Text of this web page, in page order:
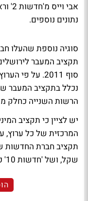
נתונים נוספים.
תקציב המעבר
נכלל בתקציב המעבר
הרשות השנייה כחלק
יש לציין כי תקציב
שקל, ושל 'חדשות 10' כ-90 מיליון.